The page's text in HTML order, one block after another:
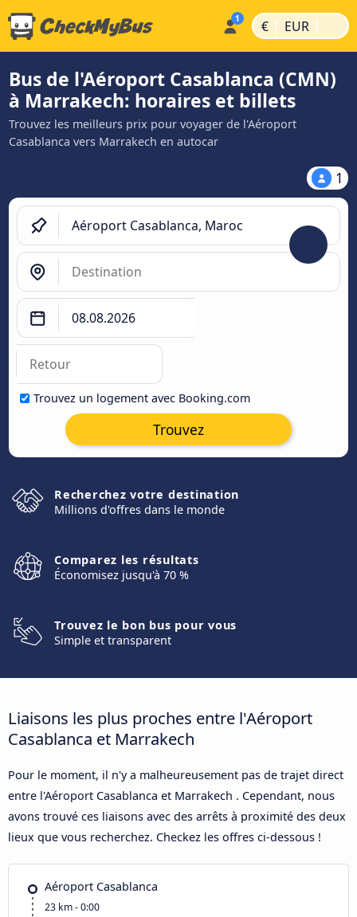
€ | EUR |
Bus de l'Aéroport Casablanca (CMN)
à Marrakech: horaires et billets
Trouvez les meilleurs prix pour voyager de l'Aéroport
Casablanca vers Marrakech en autocar
1
Trouvez un logement avec Booking.com
Trouvez
Recherchez votre destination
Millions d'offres dans le monde
Comparez les résultats
Économisez jusqu'à 70 %
Trouvez le bon bus pour vous
Simple et transparent
Liaisons les plus proches entre l'Aéroport
Casablanca et Marrakech
Pour le moment, il n'y a malheureusement pas de trajet direct
entre l'Aéroport Casablanca et Marrakech . Cependant, nous
avons trouvé ces liaisons avec des arrêts à proximité des deux
lieux que vous recherchez. Checkez les offres ci-dessous !
Aéroport Casablanca
23 km - 0:00